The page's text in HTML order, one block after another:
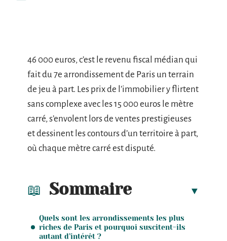
46 000 euros, c’est le revenu fiscal médian qui
fait du 7e arrondissement de Paris un terrain
de jeu à part. Les prix de l’immobilier y flirtent
sans complexe avec les 15 000 euros le mètre
carré, s’envolent lors de ventes prestigieuses
et dessinent les contours d’un territoire à part,
où chaque mètre carré est disputé.
Sommaire
Quels sont les arrondissements les plus
riches de Paris et pourquoi suscitent-ils
autant d’intérêt ?